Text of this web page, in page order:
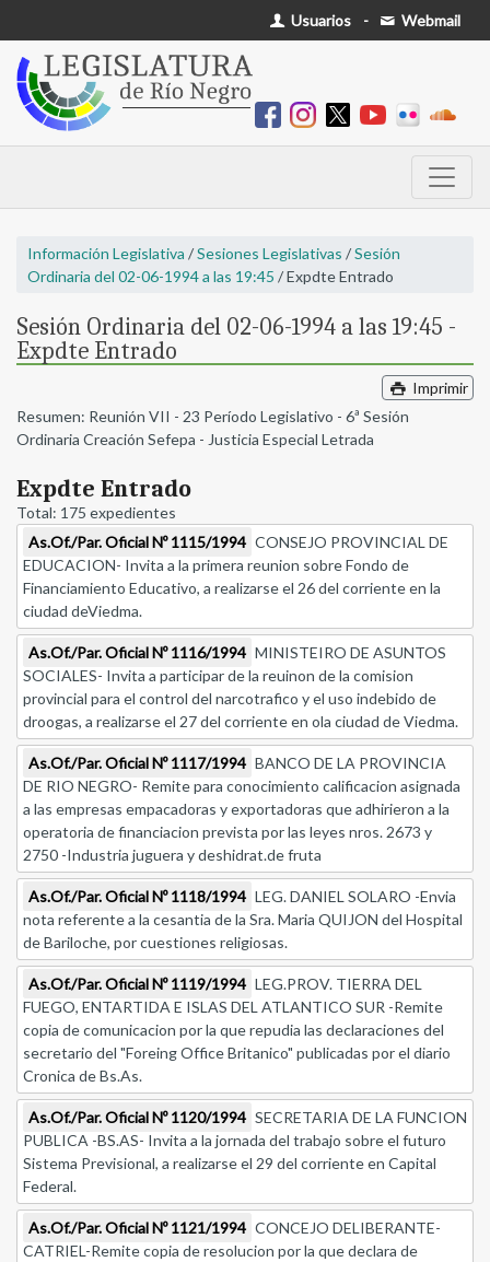
Usuarios - Webmail
Información Legislativa /Sesiones Legislativas /Sesión
Ordinaria del 02-06-1994 a las 19:45 / Expdte Entrado
Sesión Ordinaria del 02-06-1994 a las 19:45 -
Expdte Entrado
Imprimir
Resumen: Reunión VII - 23 Período Legislativo - 6ª Sesión
Ordinaria Creación Sefepa - Justicia Especial Letrada
Expdte Entrado
Total: 175 expedientes
As.Of./Par. Oficial Nº 1115/1994 CONSEJO PROVINCIAL DE
EDUCACION- Invita a la primera reunion sobre Fondo de
Financiamiento Educativo, a realizarse el 26 del corriente en la
ciudad deViedma.
As.Of./Par. Oficial Nº 1116/1994 MINISTEIRO DE ASUNTOS
SOCIALES- Invita a participar de la reuinon de la comision
provincial para el control del narcotrafico y el uso indebido de
droogas, a realizarse el 27 del corriente en ola ciudad de Viedma.
As.Of./Par. Oficial Nº 1117/1994 BANCO DE LA PROVINCIA
DE RIO NEGRO- Remite para conocimiento calificacion asignada
a las empresas empacadoras y exportadoras que adhirieron a la
operatoria de financiacion prevista por las leyes nros. 2673 y
2750 -Industria juguera y deshidrat.de fruta
As.Of./Par. Oficial Nº 1118/1994 LEG. DANIEL SOLARO -Envia
nota referente a la cesantia de la Sra. Maria QUIJON del Hospital
de Bariloche, por cuestiones religiosas.
As.Of./Par. Oficial Nº 1119/1994 LEG.PROV. TIERRA DEL
FUEGO, ENTARTIDA E ISLAS DEL ATLANTICO SUR -Remite
copia de comunicacion por la que repudia las declaraciones del
secretario del "Foreing Office Britanico" publicadas por el diario
Cronica de Bs.As.
As.Of./Par. Oficial Nº 1120/1994 SECRETARIA DE LA FUNCION
PUBLICA -BS.AS- Invita a la jornada del trabajo sobre el futuro
Sistema Previsional, a realizarse el 29 del corriente en Capital
Federal.
As.Of./Par. Oficial Nº 1121/1994 CONCEJO DELIBERANTE-
CATRIEL-Remite copia de resolucion por la que declara de